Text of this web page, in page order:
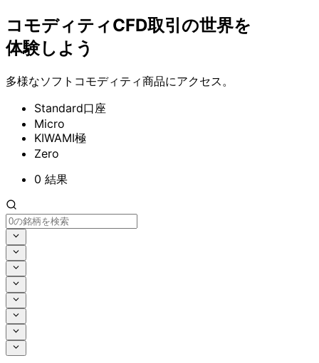
コモディティCFD取引の世界を
体験しよう
多様なソフトコモディティ商品にアクセス。
Standard口座
Micro
KIWAMI極
Zero
0 結果